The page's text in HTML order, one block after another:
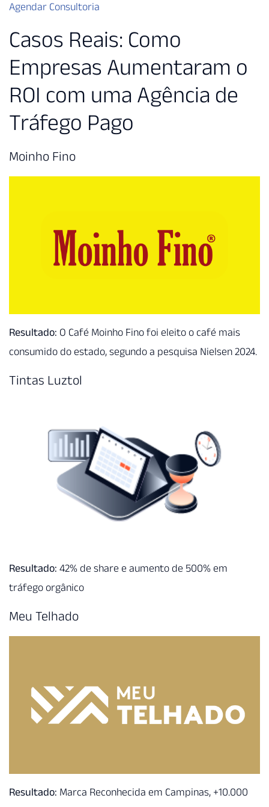
Agendar Consultoria
Casos Reais: Como
Empresas Aumentaram o
ROI com uma Agência de
Tráfego Pago
Moinho Fino
Resultado: O Café Moinho Fino foi eleito o café mais
consumido do estado, segundo a pesquisa Nielsen 2024.
Tintas Luztol
Resultado: 42% de share e aumento de 500% em
tráfego orgânico
Meu Telhado
Resultado: Marca Reconhecida em Campinas, +10.000